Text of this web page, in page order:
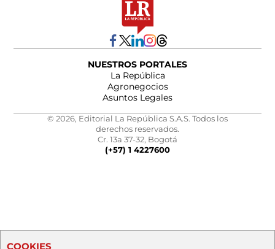
NUESTROS PORTALES
La República
Agronegocios
Asuntos Legales
© 2026, Editorial La República S.A.S. Todos los
derechos reservados.
Cr. 13a 37-32, Bogotá
(+57) 1 4227600
COOKIES